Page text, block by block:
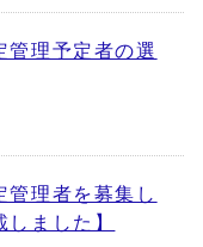
管理予定者の選
管理者を募集し
ました】